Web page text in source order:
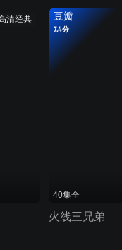
清经典 豆瓣
7.4分
40集全
火线三兄弟